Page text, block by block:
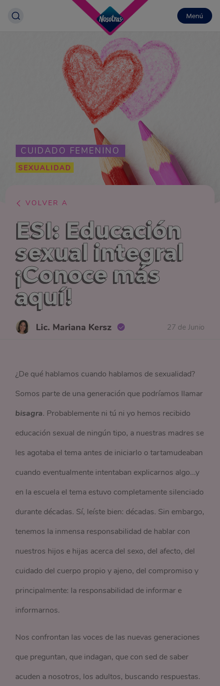
Menú
CUIDADO FEMENINO
SEXUALIDAD
VOLVER A
ESI: Educación
sexual integral
¡Conoce más
aquí!
Lic. Mariana Kersz 27 de Junio
¿De qué hablamos cuando hablamos de sexualidad?
Somos parte de una generación que podríamos llamar
bisagra. Probablemente ni tú ni yo hemos recibido
educación sexual de ningún tipo, a nuestras madres se
les agotaba el tema antes de iniciarlo o tartamudeaban
cuando eventualmente intentaban explicarnos algo...y
en la escuela el tema estuvo completamente silenciado
durante décadas. Sí, leíste bien: décadas. Sin embargo,
tenemos la inmensa responsabilidad de hablar con
nuestros hijos e hijas acerca del sexo, del afecto, del
cuidado del cuerpo propio y ajeno, del compromiso y
principalmente: la responsabilidad de informar e
informarnos.
Nos confrontan las voces de las nuevas generaciones
que preguntan, que indagan, que con sed de saber
acuden a nosotros, los adultos, buscando respuestas.